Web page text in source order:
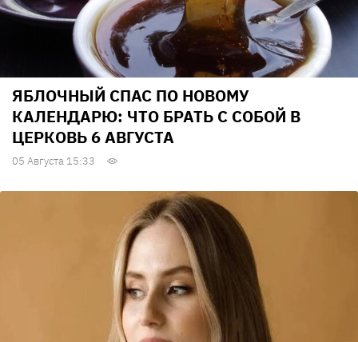
ЯБЛОЧНЫЙ СПАС ПО НОВОМУ
КАЛЕНДАРЮ: ЧТО БРАТЬ С СОБОЙ В
ЦЕРКОВЬ 6 АВГУСТА
05 Августа 15:33